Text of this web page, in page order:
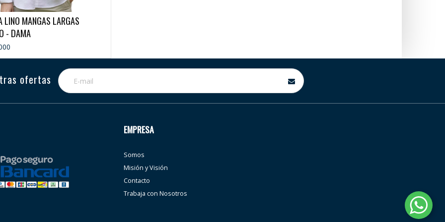
LINO MANGAS LARGAS
- DAMA
ofertas
EMPRESA
Somos
Misión y Visión
Contacto
Trabaja con Nosotros